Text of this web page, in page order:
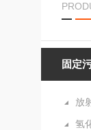
固定
放
氢